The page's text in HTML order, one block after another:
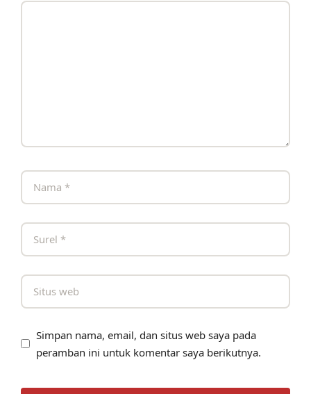
Komentar
Nama
Surel
Situs
Simpan nama, email, dan situs web saya pada
peramban ini untuk komentar saya berikutnya.